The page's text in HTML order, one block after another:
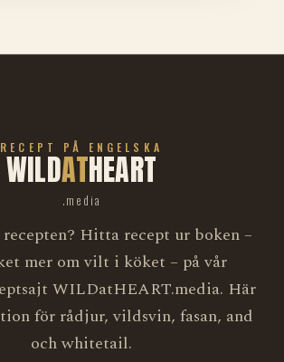
RECEPT PÅ ENGELSKA
WILDATHEART
.media
Hitta recept ur boken –
mer om vilt i köket – på vår
WILDatHEART.media. Här
för rådjur, vildsvin, fasan, and
och whitetail.